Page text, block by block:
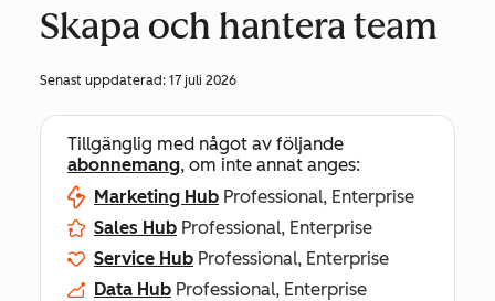
Skapa och hantera team
Senast uppdaterad: 17 juli 2026
Tillgänglig med något av följande
abonnemang, om inte annat anges:
Marketing Hub Professional, Enterprise
Sales Hub Professional, Enterprise
Service Hub Professional, Enterprise
Data Hub Professional, Enterprise